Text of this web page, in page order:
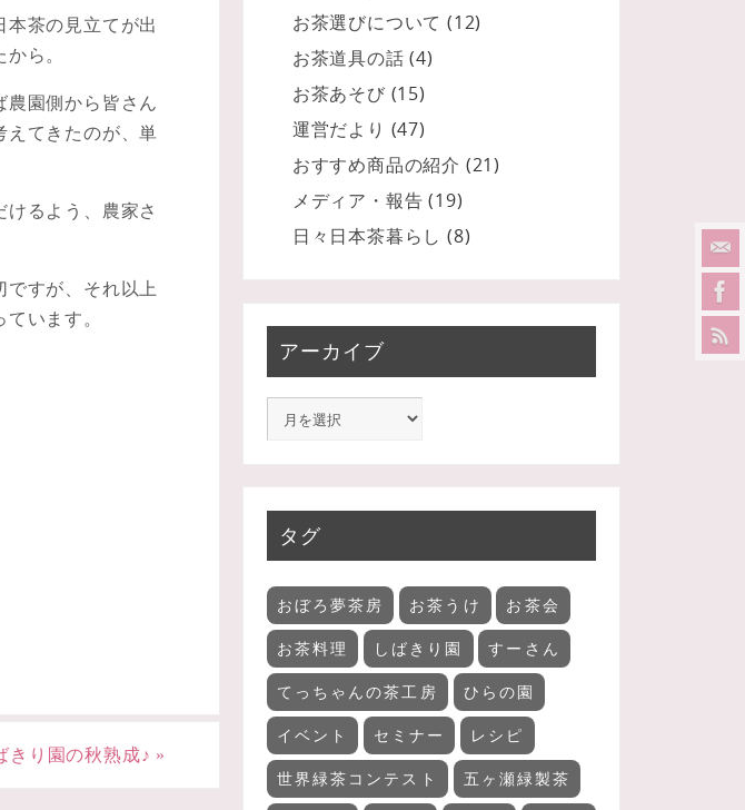
茶の見立てが出
ら。
園側から皆さん
えてきたのが、単
るよう、農家さ
すが、それ以上
います。
きり園の秋熟成♪ »
お茶選びについて (12)
お茶道具の話 (4)
お茶あそび (15)
運営だより (47)
おすすめ商品の紹介 (21)
メディア・報告 (19)
日々日本茶暮らし (8)
アーカイブ
タグ
おぼろ夢茶房 お茶うけ お茶会
お茶料理 しばきり園 すーさん
てっちゃんの茶工房 ひらの園
イベント セミナー レシピ
世界緑茶コンテスト 五ヶ瀬緑製茶